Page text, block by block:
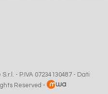
- P.IVA 07234130487 - Dati
Reserved -